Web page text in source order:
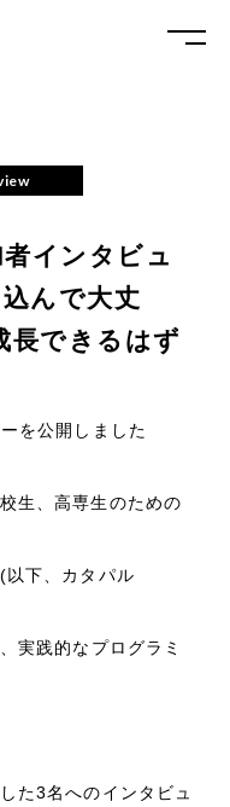
インタビュ
んで大丈
長できるはず
を公開しました
生、高専生のための
以下、カタパル
実践的なプログラミ
た3名へのインタビュ